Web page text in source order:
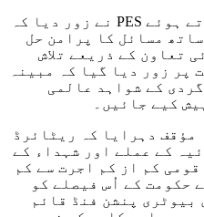
خارجہ پالیسی پر گفتگو کرتے ہوئے PES نے زور دیا کہ
مسائل کا پرامن حل
تعاون کے ذریعے تلاش
پر زور دیا گیا کہ مبینہ
کے شواہد عالمی
کیے جائیں۔
مؤقف دہرایا کہ ریٹائرڈ
کے عملے اور شہداء کے
کم از کم اجرت سے کم
حکومت کے اُس فیصلے کو
بیوٹری پنشن فنڈ قائم